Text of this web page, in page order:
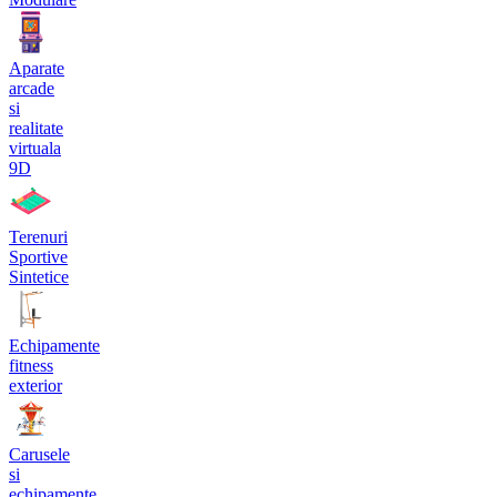
Aparate
arcade
si
realitate
virtuala
9D
Terenuri
Sportive
Sintetice
Echipamente
fitness
exterior
Carusele
si